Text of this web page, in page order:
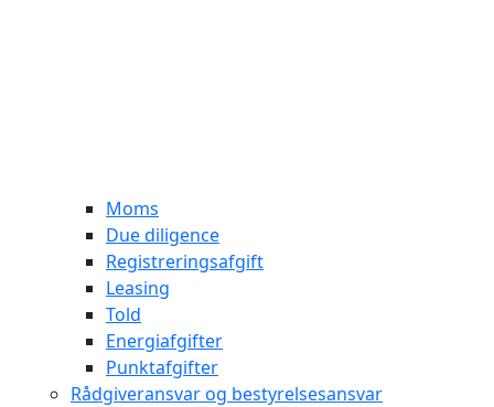
Moms
Due diligence
Registreringsafgift
Leasing
Told
Energiafgifter
Punktafgifter
Rådgiveransvar og bestyrelsesansvar